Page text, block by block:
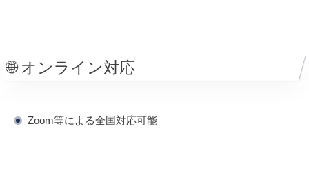
🌐 オンライン対応
Zoom等による全国対応可能